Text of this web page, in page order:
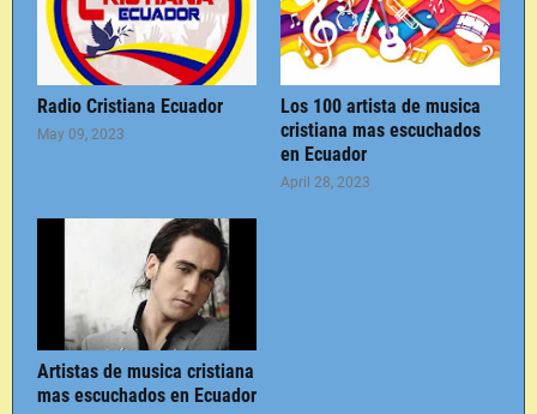
Radio Cristiana Ecuador
May 09, 2023
Los 100 artista de musica
cristiana mas escuchados
en Ecuador
April 28, 2023
Artistas de musica cristiana
mas escuchados en Ecuador